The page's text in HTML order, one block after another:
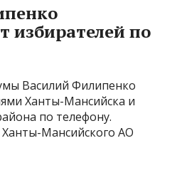
избирателей по
Василий Филипенко
Ханты-Мансийска и
по телефону.
Мансийского АО